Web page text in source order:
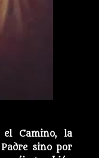
el Camino, la
sino por